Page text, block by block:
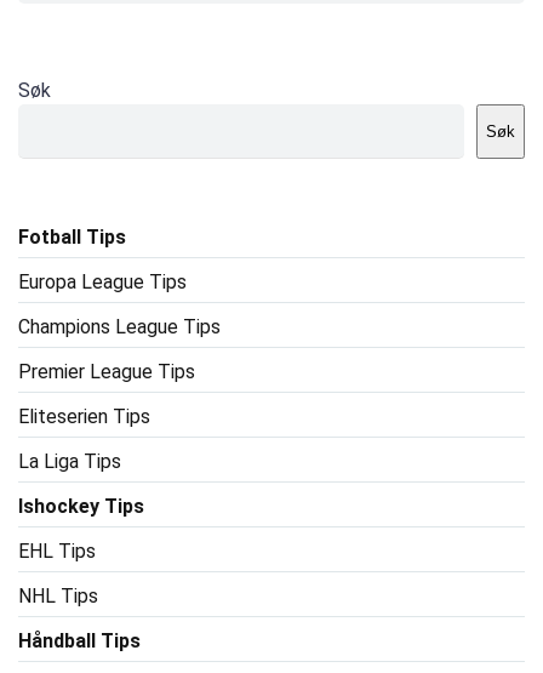
Søk
Søk
Fotball Tips
Europa League Tips
Champions League Tips
Premier League Tips
Eliteserien Tips
La Liga Tips
Ishockey Tips
EHL Tips
NHL Tips
Håndball Tips